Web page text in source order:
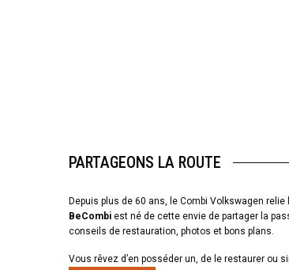
PARTAGEONS LA ROUTE
Depuis plus de 60 ans, le Combi Volkswagen
BeCombi est né de cette envie de partager la
conseils de restauration, photos et bons plans.
Vous rêvez d’en posséder un, de le restaurer ou